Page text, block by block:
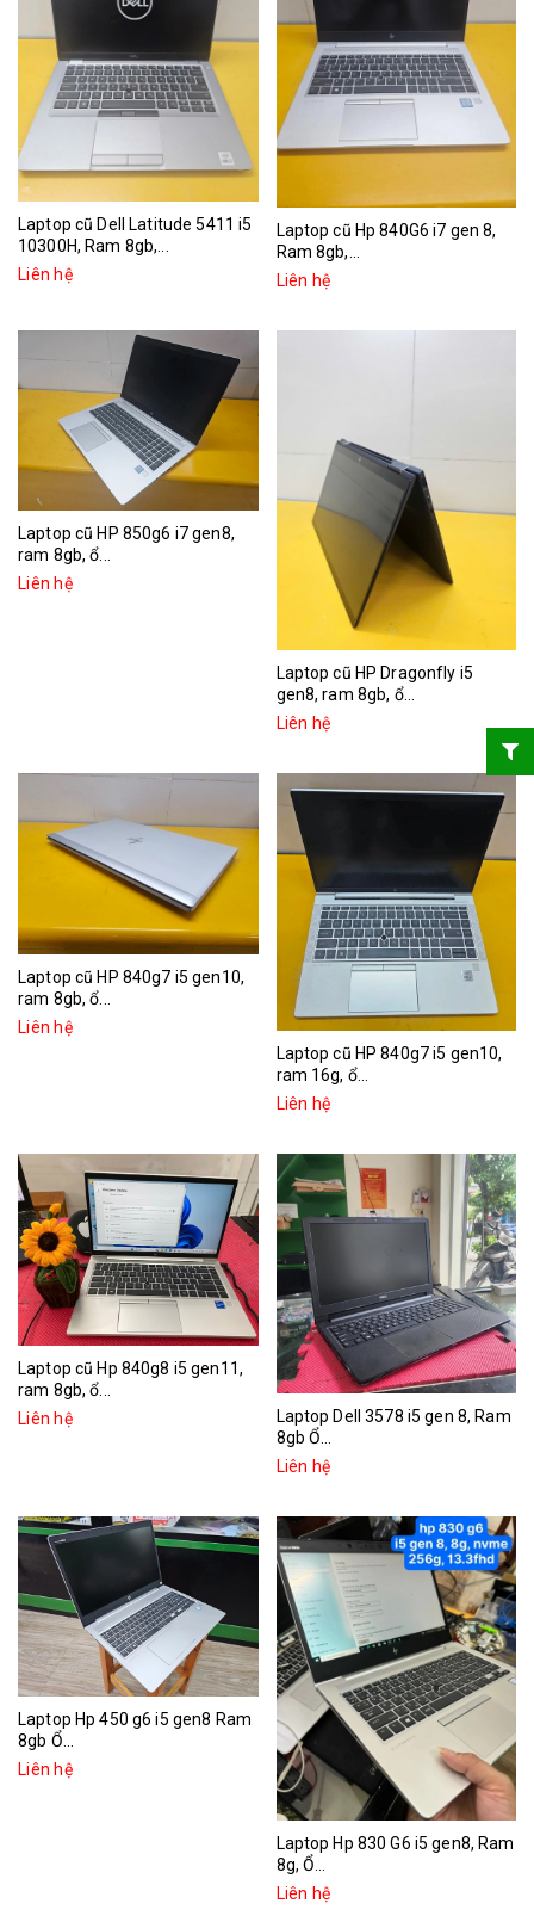
Laptop cũ Dell Latitude 5411 i5
10300H, Ram 8gb,...
Liên hệ
Laptop cũ Hp 840G6 i7 gen 8,
Ram 8gb,...
Liên hệ
Laptop cũ HP 850g6 i7 gen8,
ram 8gb, ổ...
Liên hệ
Laptop cũ HP Dragonfly i5
gen8, ram 8gb, ổ...
Liên hệ
Laptop cũ HP 840g7 i5 gen10,
ram 8gb, ổ...
Liên hệ
Laptop cũ HP 840g7 i5 gen10,
ram 16g, ổ...
Liên hệ
Laptop cũ Hp 840g8 i5 gen11,
ram 8gb, ổ...
Liên hệ
Laptop Dell 3578 i5 gen 8, Ram
8gb Ổ...
Liên hệ
Laptop Hp 450 g6 i5 gen8 Ram
8gb Ổ...
Liên hệ
Laptop Hp 830 G6 i5 gen8, Ram
8g, Ổ...
Liên hệ